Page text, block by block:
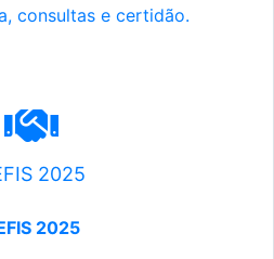
consultas e certidão.
2025
2025